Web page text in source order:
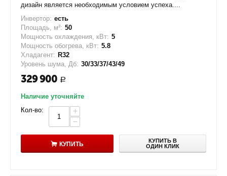
дизайн является необходимым условием успеха....
Инвертор: есть
Площадь, м²: 50
Мощность охлаждения, кВт: 5
Мощность обогрева, кВт: 5.8
Хладагент: R32
Уровень шума, Дб: 30/33/37/43/49
329 900 Р
Наличие уточняйте
Кол-во:
+
−
КУПИТЬ
КУПИТЬ В
ОДИН КЛИК